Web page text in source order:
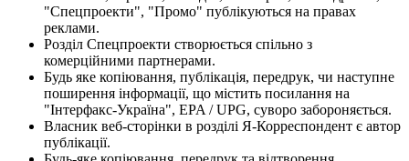
"Спецпроекти", "Промо" публікуються на правах
реклами.
Розділ Спецпроекти створюється спільно з
комерційними партнерами.
Будь яке копіювання, публікація, передрук, чи наступне
поширення інформації, що містить посилання на
"Інтерфакс-Україна", EPA / UPG, суворо забороняється.
Власник веб-сторінки в розділі Я-Корреспондент є автор
публікації.